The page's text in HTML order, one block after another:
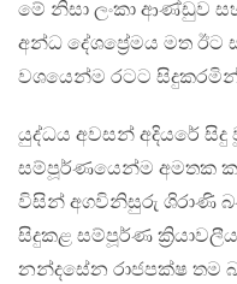
මේ නිසා ලංකා ආණ්ඩුව
අන්ධ දේශප්‍රේමය මත
වශයෙන්ම රටට
යුද්ධය අවසන් අදියරේ සිදු
සම්පූර්ණයෙන්ම අමතක
විසින් අගවිනිසුරු ශිරාණි
සිදුකළ සම්පූර්ණ
නන්දසේන රාජපක්ෂ තම